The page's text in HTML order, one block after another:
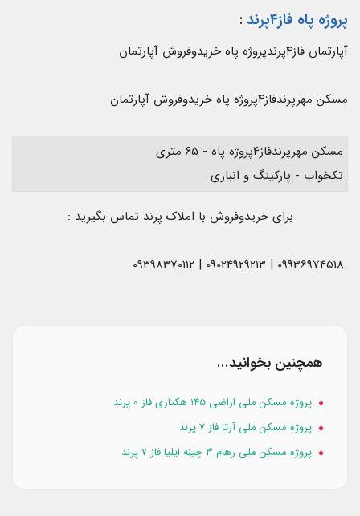
پروژه پاه فاز۴پرند :
آپارتمان فاز۴پرندپروژه پاه خریدوفروش آپارتمان
مسکن مهرپرندفاز۴پروژه پاه خریدوفروش آپارتمان
مسکن مهرپرندفاز۴پروژه پاه - ۶۵ متری
تکخواب - پارکینگ و انباری
برای خریدوفروش با املاک پرند تماس بگیرید :
همچنین بخوانید...
پروژه مسکن ملی اراضی ۱۴۵ هکتاری فاز 0 پرند
پروژه مسکن ملی آرتا فاز 7 پرند
پروژه مسکن ملی رهام 3 چینه ایلیا فاز 7 پرند